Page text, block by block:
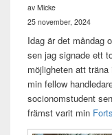
av Micke
25 november, 2024
Idag är det måndag
sen jag signade ett
möjligheten att
min fellow
socionomstudent
främst varit min